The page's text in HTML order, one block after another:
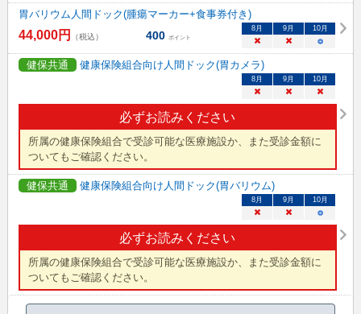
胃バリウム人間ドック(腫瘍マーカー+食事券付き)
44,000円 （税込） 400 ポイント
8 月 9 月 10月
× × ○
健保共通 健康保険組合向け人間ドック(胃カメラ)
必ずお読みください
所属の健康保険組合で受診可能な医療施設か、また受診金額に
ついてもご確認ください。
8 月 9 月 10月
× × ×
健保共通 健康保険組合向け人間ドック(胃バリウム)
必ずお読みください
所属の健康保険組合で受診可能な医療施設か、また受診金額に
ついてもご確認ください。
8 月 9 月 10月
× × ○